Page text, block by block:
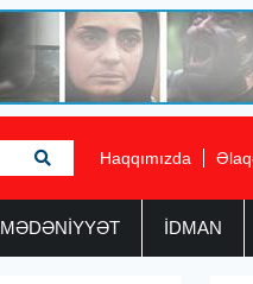
Haqqımızda
MƏDƏNİYYƏT İDMAN